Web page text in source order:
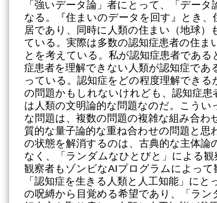
「強いデータ論」者にとって、「デー
なる。『住まいのデータを回す』とき、
居であり、同時に人類の住まい（地球）
ている。実際は多数の認知症患者の住ま
とを考えている。私が認知症患者であ
症患者を理解できない人類が認知症であ
っている。認知症をどの程度理解でき
の問題かもしれないけれども、認知症
は人類の文明論的な問題なのだ。こうい
な問題は、複数の問題の複雑な組み合わ
質的な量子論的な重ね合わせの問題と思
の状態を解消するのは、古典的な主体論
なく、「ランダムなひとびと」による
観察者もゾンビなAIプログラムによっ
「認知症を生きる人類と人工知能」に
の呪縛から目覚める希望であり、「ラ